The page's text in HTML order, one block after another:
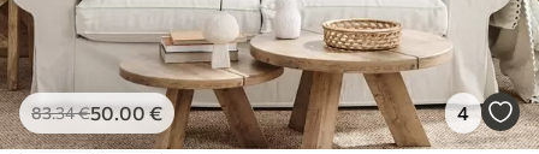
83.34€50.00 € 4